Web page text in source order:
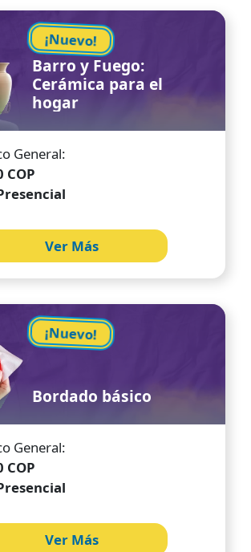
¡Nuevo!
Barro y Fuego:
Cerámica para el
hogar
General:
COP
Ver Más
¡Nuevo!
Bordado básico
General:
COP
Ver Más